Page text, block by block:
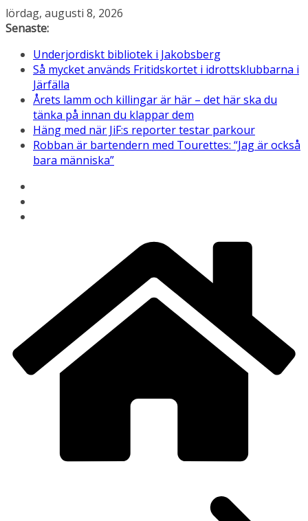
Hoppa
till
lördag, augusti 8, 2026
Senaste:
Underjordiskt bibliotek i Jakobsberg
Så mycket används Fritidskortet i idrottsklubbarna i
Järfälla
Årets lamm och killingar är här – det här ska du
tänka på innan du klappar dem
Häng med när JiF:s reporter testar parkour
Robban är bartendern med Tourettes: “Jag är också
bara människa”